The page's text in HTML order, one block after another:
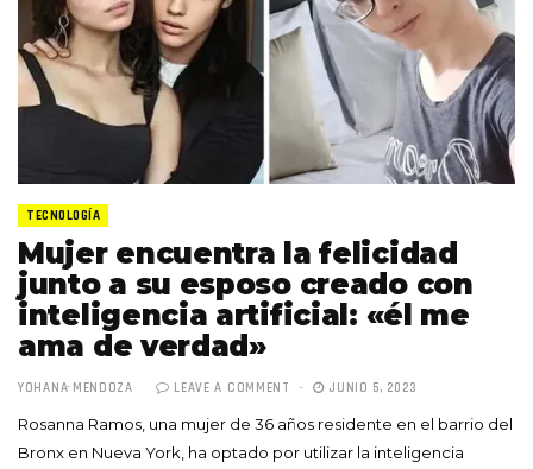
TECNOLOGÍA
Mujer encuentra la felicidad
junto a su esposo creado con
inteligencia artificial: «él me
ama de verdad»
YOHANA MENDOZA LEAVE A COMMENT JUNIO 5, 2023
Rosanna Ramos, una mujer de 36 años residente en el barrio del
Bronx en Nueva York, ha optado por utilizar la inteligencia